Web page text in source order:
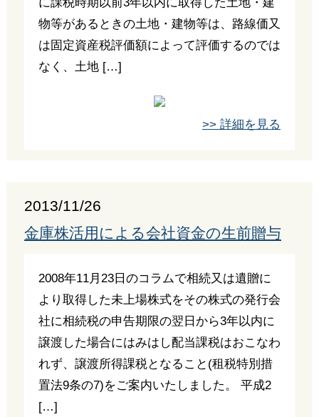
に課税時期以前3年以内に取得した土地・建
物等があるときの土地・建物等は、路線価又
は固定資産税評価額によって評価するのでは
なく、土地 […]
>> 詳細を見る
2013/11/26
金庫株活用による会社資金の生前贈与
2008年11月23日のコラムで相続又は遺贈に
より取得した未上場株式をその株式の発行会
社に相続税の申告期限の翌日から3年以内に
譲渡した場合にはみはし配当課税はおこなわ
れず、譲渡所得課税となること(租税特別措
置法9条の7)をご案内いたしました。 平成2
[…]